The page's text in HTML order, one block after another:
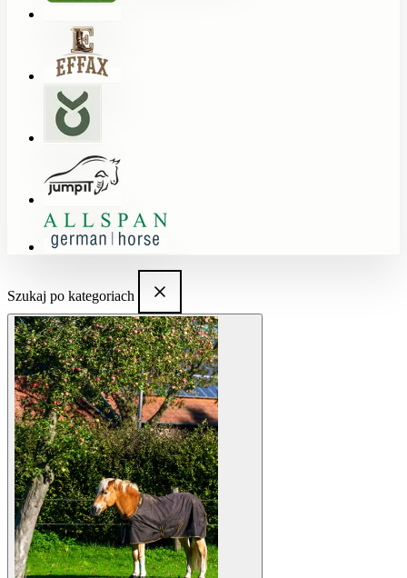
Szukaj po kategoriach